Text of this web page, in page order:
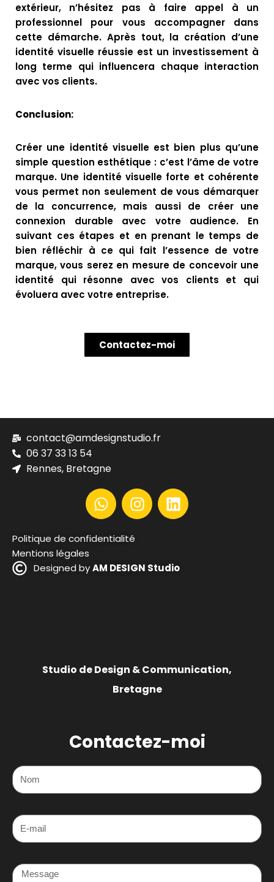
extérieur, n’hésitez pas à faire appel à un
professionnel pour vous accompagner dans
cette démarche. Après tout, la création d’une
identité visuelle réussie est un investissement à
long terme qui influencera chaque interaction
avec vos clients.
Conclusion:
Créer une identité visuelle est bien plus qu’une
simple question esthétique : c’est l’âme de votre
marque. Une identité visuelle forte et cohérente
vous permet non seulement de vous démarquer
de la concurrence, mais aussi de créer une
connexion durable avec votre audience. En
suivant ces étapes et en prenant le temps de
bien réfléchir à ce qui fait l’essence de votre
marque, vous serez en mesure de concevoir une
identité qui résonne avec vos clients et qui
évoluera avec votre entreprise.
Contactez-moi
contact@amdesignstudio.fr
06 37 33 13 54
Rennes, Bretagne
Politique de confidentialité
Mentions légales
Designed byAM DESIGN Studio
Studio de Design & Communication,
Bretagne
Contactez-moi